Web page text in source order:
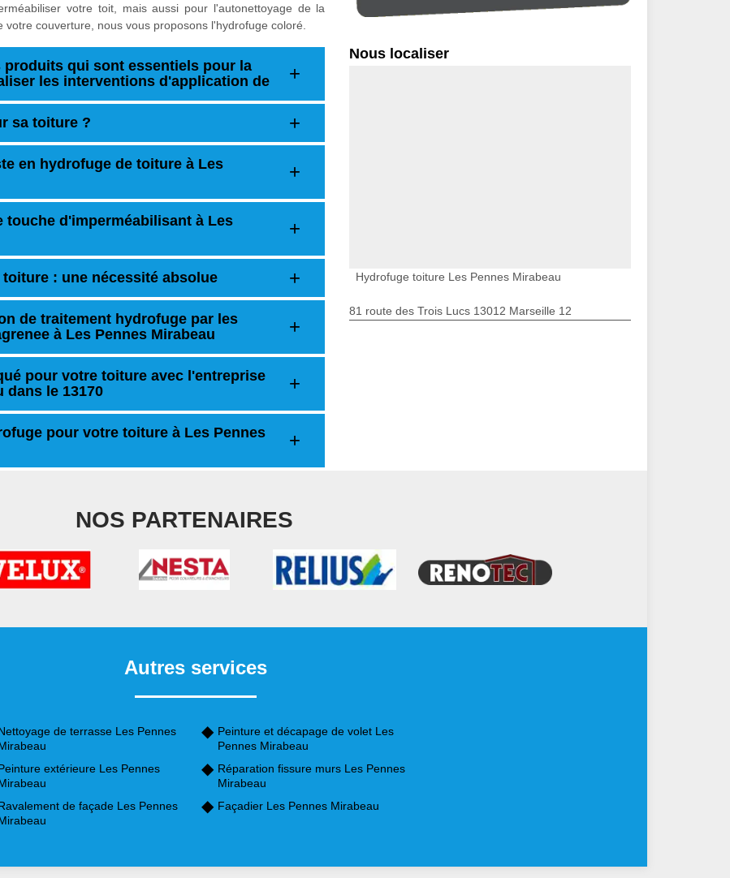
votre toit, mais aussi pour l'autonettoyage de la
couverture, nous vous proposons l'hydrofuge coloré.
qui sont essentiels pour la
les interventions d'application de
sa toiture ?
en hydrofuge de toiture à Les
d'imperméabilisant à Les
: une nécessité absolue
de traitement hydrofuge par les
à Les Pennes Mirabeau
pour votre toiture avec l'entreprise
dans le 13170
pour votre toiture à Les Pennes
Nous localiser
Hydrofuge toiture Les Pennes Mirabeau
81 route des Trois Lucs 13012 Marseille 12
NOS PARTENAIRES
Autres services
de terrasse Les Pennes
extérieure Les Pennes
de façade Les Pennes
Peinture et décapage de volet Les
Pennes Mirabeau
Réparation fissure murs Les Pennes
Mirabeau
Façadier Les Pennes Mirabeau